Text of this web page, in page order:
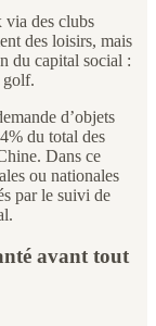
via des clubs
des loisirs, mais
du capital social :
golf.
d’objets
du total des
Dans ce
ou nationales
par le suivi de
avant tout